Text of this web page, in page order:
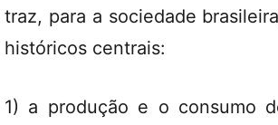
traz, para a sociedade
históricos centrais:
1) a produção e o consumo